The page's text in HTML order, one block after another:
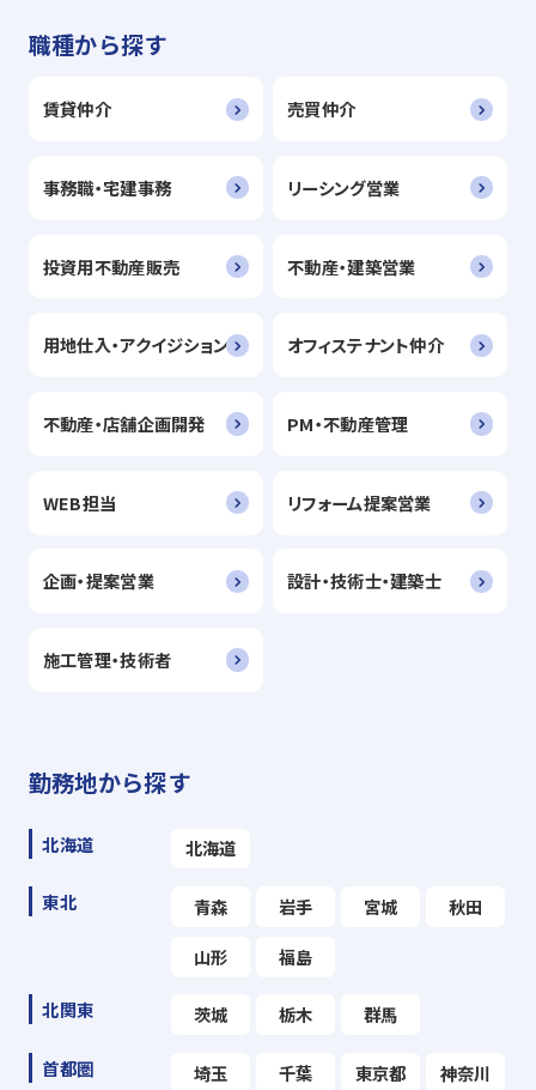
職種から探す
賃貸仲介 売買仲介
事務職・宅建事務 リーシング営業
投資用不動産販売 不動産・建築営業
用地仕入・アクイジション オフィステナント仲介
不動産・店舗企画開発 PM・不動産管理
WEB担当 リフォーム提案営業
企画・提案営業 設計・技術士・建築士
施工管理・技術者
勤務地から探す
北海道 北海道
東北 青森 岩手 宮城 秋田
山形 福島
北関東 茨城 栃木 群馬
首都圏 埼玉 千葉 東京都 神奈川